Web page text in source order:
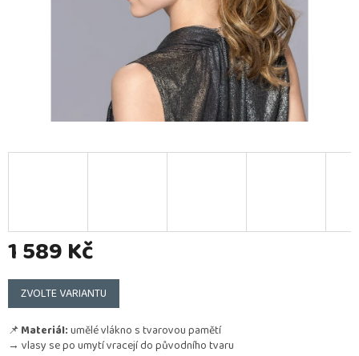
1 589 Kč
Měrná
cena:
ZVOLTE VARIANTU
📌Materiál:umělé vlákno s tvarovou pamětí
→ vlasy se po umytí vracejí do původního tvaru